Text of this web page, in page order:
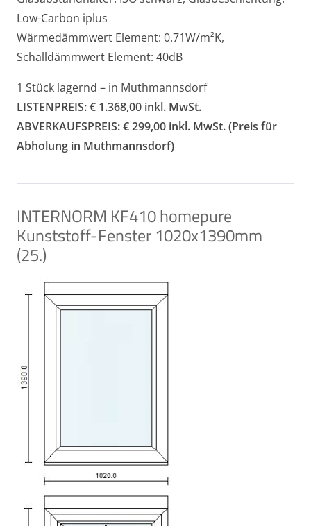
Low-Carbon iplus
Wärmedämmwert Element: 0.71W/m²K,
Schalldämmwert Element: 40dB
1 Stück lagernd – in Muthmannsdorf
LISTENPREIS: € 1.368,00 inkl. MwSt.
ABVERKAUFSPREIS: € 299,00 inkl. MwSt. (Preis für
Abholung in Muthmannsdorf)
INTERNORM KF410 homepure
Kunststoff-Fenster 1020x1390mm
(25.)